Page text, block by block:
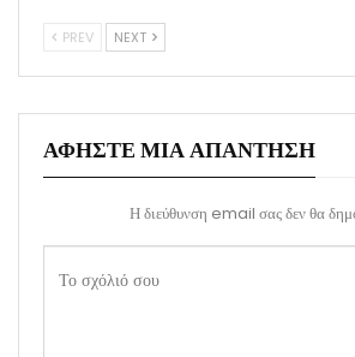
PREV NEXT
ΑΦΉΣΤΕ ΜΙΑ ΑΠΆΝΤΗΣΗ
Η διεύθυνση email σας δεν θα